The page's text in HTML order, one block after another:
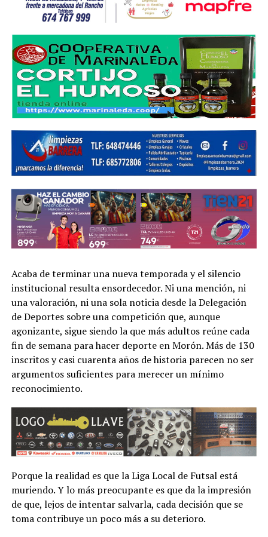
Acaba de terminar una nueva temporada y el silencio
institucional resulta ensordecedor. Ni una mención, ni
una valoración, ni una sola noticia desde la Delegación
de Deportes sobre una competición que, aunque
agonizante, sigue siendo la que más adultos reúne cada
fin de semana para hacer deporte en Morón. Más de 130
inscritos y casi cuarenta años de historia parecen no ser
argumentos suficientes para merecer un mínimo
reconocimiento.
Porque la realidad es que la Liga Local de Futsal está
muriendo. Y lo más preocupante es que da la impresión
de que, lejos de intentar salvarla, cada decisión que se
toma contribuye un poco más a su deterioro.